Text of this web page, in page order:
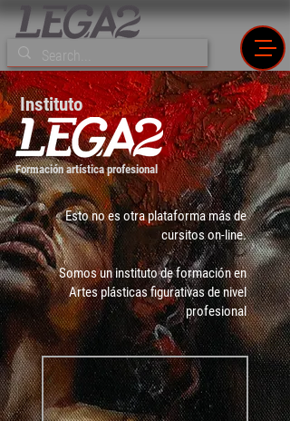
Instituto
Formación artística profesional
Esto no es otra plataforma más de
cursitos on-line.
Somos un instituto de formación en
Artes plásticas figurativas de nivel
profesional